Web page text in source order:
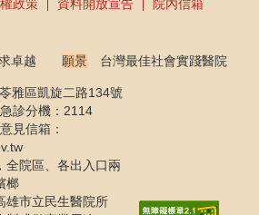
政策 資料開放宣告
院內信箱
求卓越 願景 台灣最佳社會實踐醫院
雅區凱旋二路134號
診分機：2114
見信箱：
全院區、各出入口兩
榔
雄市立民生醫院所